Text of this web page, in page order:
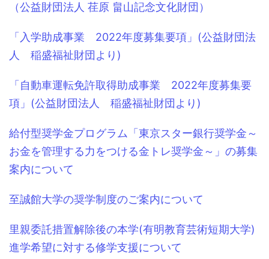
（公益財団法人 荏原 畠山記念文化財団）
「入学助成事業 2022年度募集要項」(公益財団法
人 稲盛福祉財団より)
「自動車運転免許取得助成事業 2022年度募集要
項」(公益財団法人 稲盛福祉財団より)
給付型奨学金プログラム「東京スター銀行奨学金～
お金を管理する力をつける金トレ奨学金～」の募集
案内について
至誠館大学の奨学制度のご案内について
里親委託措置解除後の本学(有明教育芸術短期大学)
進学希望に対する修学支援について